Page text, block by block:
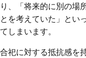
り、「将来的に別の場
とを考えていた」とい
てしまいます。
合祀に対する抵抗感を